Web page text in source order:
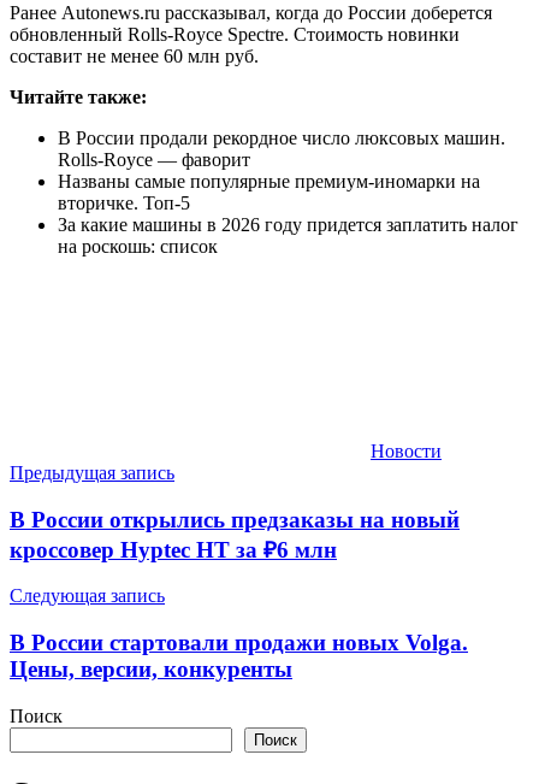
Ранее Autonews.ru рассказывал, когда до России доберется
обновленный Rolls-Royce Spectre. Стоимость новинки
составит не менее 60 млн руб.
Читайте также:
В России продали рекордное число люксовых машин.
Rolls-Roycе — фаворит
Названы самые популярные премиум-иномарки на
вторичке. Топ-5
За какие машины в 2026 году придется заплатить налог
на роскошь: список
Новости
Навигация
по
записям
Предыдущая запись
В России открылись предзаказы на новый
кроссовер Hyptec HT за ₽6 млн
Следующая запись
В России стартовали продажи новых Volga.
Цены, версии, конкуренты
Поиск
Поиск